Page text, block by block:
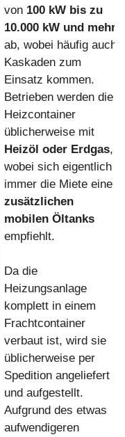
von 100 kW bis zu
10.000 kW und mehr
ab, wobei häufig auch
Kaskaden zum
Einsatz kommen.
Betrieben werden die
Heizcontainer
üblicherweise mit
Heizöl oder Erdgas,
wobei sich eigentlich
immer die Miete eine
zusätzlichen
mobilen Öltanks
empfiehlt.
Da die
Heizungsanlage
komplett in einem
Frachtcontainer
verbaut ist, wird sie
üblicherweise per
Spedition angeliefert
und aufgestellt.
Aufgrund des etwas
aufwendigeren